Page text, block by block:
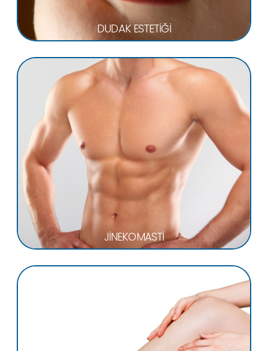
DUDAK ESTETİĞİ
JİNEKOMASTİ